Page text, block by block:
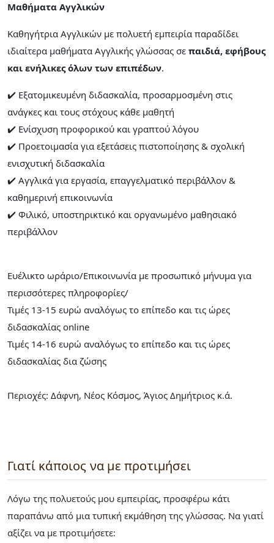
Μαθήματα Αγγλικών
Καθηγήτρια Αγγλικών με πολυετή εμπειρία παραδίδει
ιδιαίτερα μαθήματα Αγγλικής γλώσσας σε παιδιά, εφήβους
και ενήλικες όλων των επιπέδων.
✔️ Εξατομικευμένη διδασκαλία, προσαρμοσμένη στις
ανάγκες και τους στόχους κάθε μαθητή
✔️ Ενίσχυση προφορικού και γραπτού λόγου
✔️ Προετοιμασία για εξετάσεις πιστοποίησης & σχολική
ενισχυτική διδασκαλία
✔️ Αγγλικά για εργασία, επαγγελματικό περιβάλλον &
καθημερινή επικοινωνία
✔️ Φιλικό, υποστηρικτικό και οργανωμένο μαθησιακό
περιβάλλον
Ευέλικτο ωράριο/Επικοινωνία με προσωπικό μήνυμα για
περισσότερες πληροφορίες/
Τιμές 13-15 ευρώ αναλόγως το επίπεδο και τις ώρες
διδασκαλίας online
Τιμές 14-16 ευρώ αναλόγως το επίπεδο και τις ώρες
διδασκαλίας δια ζώσης
⁠⁠⁠⁠⁠⁠⁠Περιοχές: Δάφνη, Νέος Κόσμος, Άγιος Δημήτριος κ.ά.
Γιατί κάποιος να με προτιμήσει
Λόγω της πολυετούς μου εμπειρίας, προσφέρω κάτι
παραπάνω από μια τυπική εκμάθηση της γλώσσας. Να γιατί
αξίζει να με προτιμήσετε: